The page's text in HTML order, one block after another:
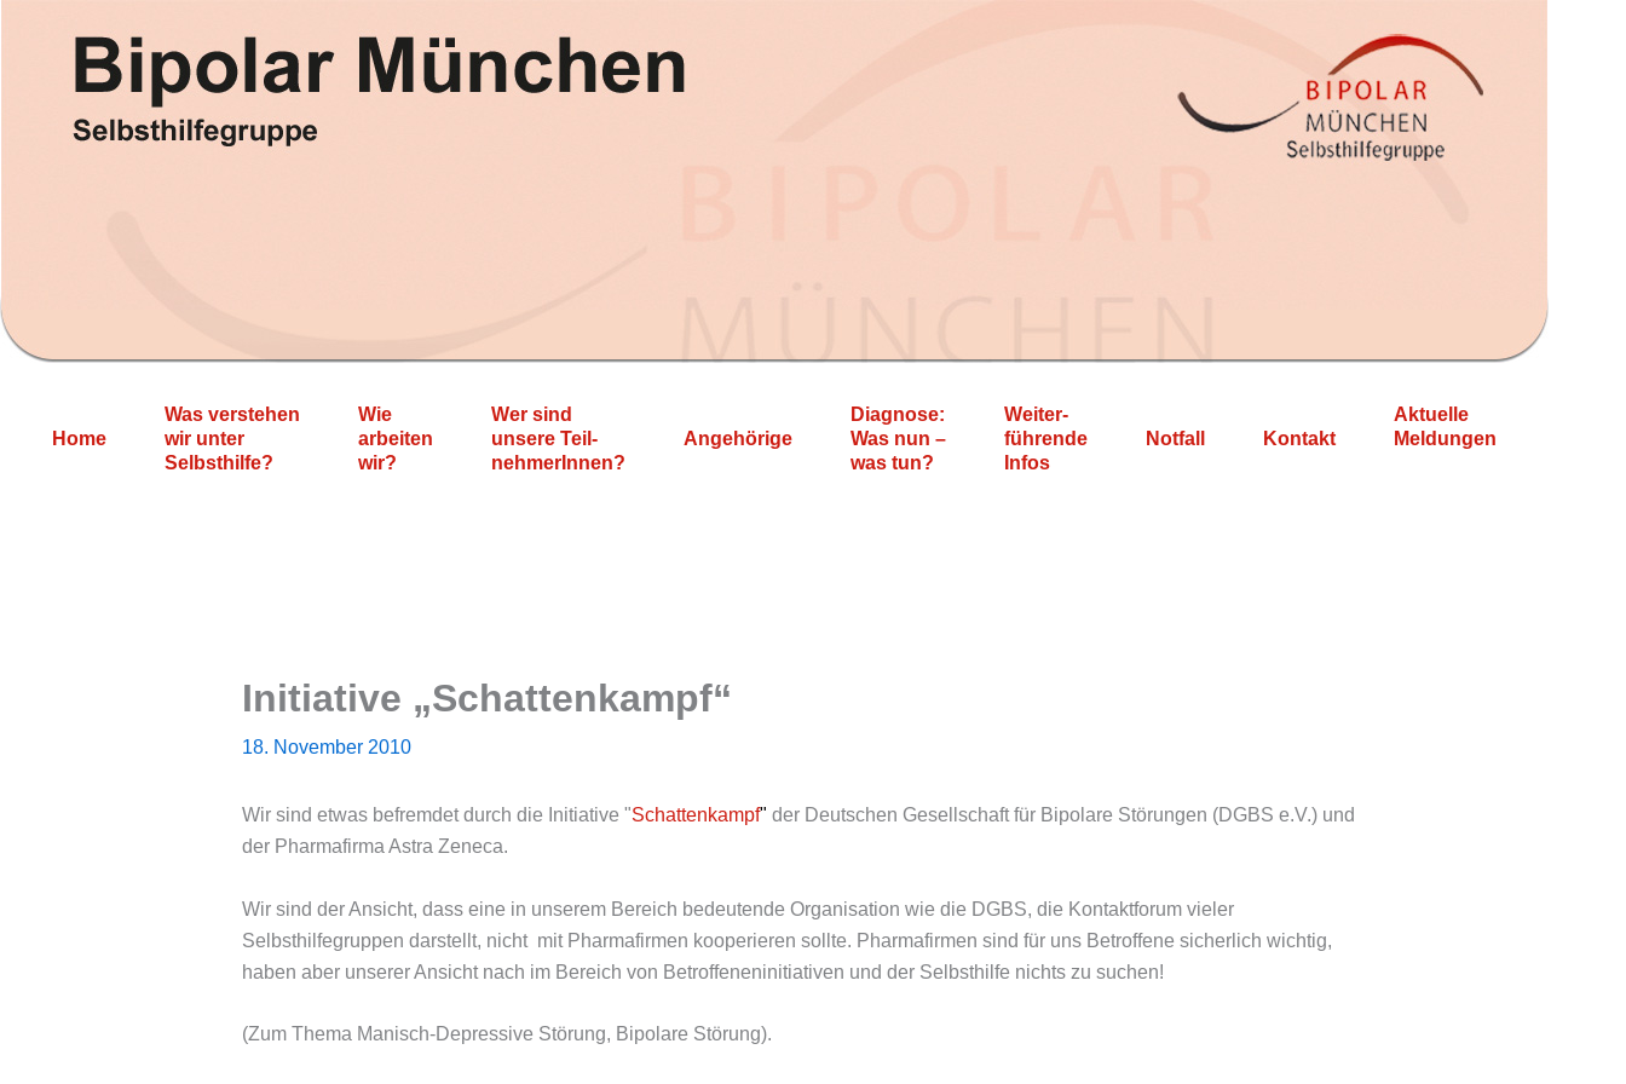
Home
Was verstehen
wir unter
Selbsthilfe?
Wie
arbeiten
wir?
Wer sind
unsere Teil-
nehmerInnen?
Angehörige
Diagnose:
Was nun –
was tun?
Weiter-
führende
Infos
Notfall Kontakt
Aktuelle
Meldungen
Initiative „Schattenkampf“
18. November 2010
Wir sind etwas befremdet durch die Initiative "Schattenkampf" der Deutschen Gesellschaft für Bipolare Störungen (DGBS e.V.) und
der Pharmafirma Astra Zeneca.
Wir sind der Ansicht, dass eine in unserem Bereich bedeutende Organisation wie die DGBS, die Kontaktforum vieler
Selbsthilfegruppen darstellt, nicht mit Pharmafirmen kooperieren sollte. Pharmafirmen sind für uns Betroffene sicherlich wichtig,
haben aber unserer Ansicht nach im Bereich von Betroffeneninitiativen und der Selbsthilfe nichts zu suchen!
(Zum Thema Manisch-Depressive Störung, Bipolare Störung).